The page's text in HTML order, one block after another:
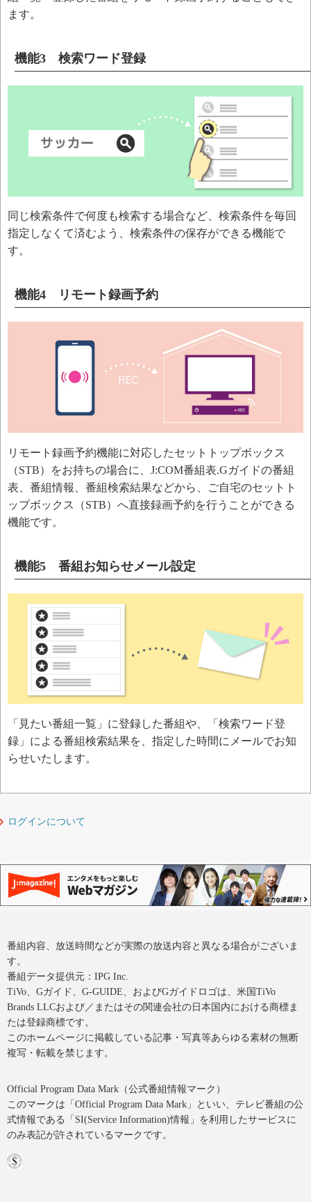
ます。
機能3 検索ワード登録
同じ検索条件で何度も検索する場合など、検索条件を毎回
指定しなくて済むよう、検索条件の保存ができる機能で
す。
機能4 リモート録画予約
リモート録画予約機能に対応したセットトップボックス
（STB）をお持ちの場合に、J:COM番組表.Gガイドの番組
表、番組情報、番組検索結果などから、ご自宅のセットト
ップボックス（STB）へ直接録画予約を行うことができる
機能です。
機能5 番組お知らせメール設定
「見たい番組一覧」に登録した番組や、「検索ワード登
録」による番組検索結果を、指定した時間にメールでお知
らせいたします。
ログインについて
番組内容、放送時間などが実際の放送内容と異なる場合がございま
す。
番組データ提供元：IPG Inc.
TiVo、Gガイド、G-GUIDE、およびGガイドロゴは、米国TiVo
Brands LLCおよび／またはその関連会社の日本国内における商標ま
たは登録商標です。
このホームページに掲載している記事・写真等あらゆる素材の無断
複写・転載を禁じます。
Official Program Data Mark（公式番組情報マーク）
このマークは「Official Program Data Mark」といい、テレビ番組の公
式情報である「SI(Service Information)情報」を利用したサービスに
のみ表記が許されているマークです。